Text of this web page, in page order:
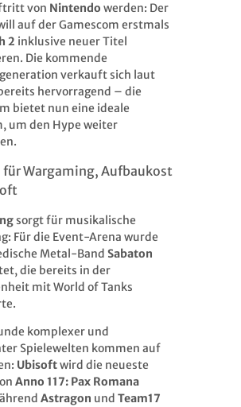
von Nintendo werden: Der
auf der Gamescom erstmals
2 inklusive neuer Titel
Die kommende
verkauft sich laut
hervorragend – die
bietet nun eine ideale
um den Hype weiter
für Wargaming, Aufbaukost
sorgt für musikalische
Für die Event-Arena wurde
Metal-Band Sabaton
die bereits in der
mit World of Tanks
komplexer und
Spielewelten kommen auf
Ubisoftwird die neueste
Anno 117: Pax Romana
Astragon und Team17